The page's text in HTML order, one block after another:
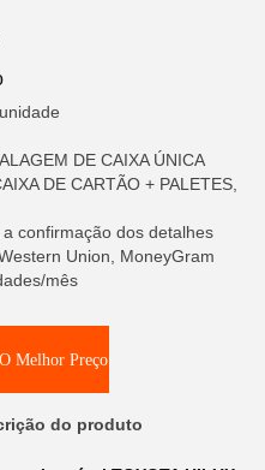
DE CAIXA ÚNICA
DE CARTÃO + PALETES,
confirmação dos detalhes
Union, MoneyGram
mês
Melhor Preço
do produto